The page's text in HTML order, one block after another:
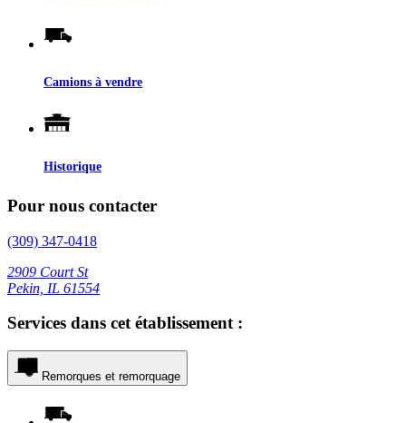
Camions à vendre
Historique
Pour nous contacter
(309) 347-0418
2909 Court St
Pekin, IL 61554
Services dans cet établissement :
Remorques et remorquage